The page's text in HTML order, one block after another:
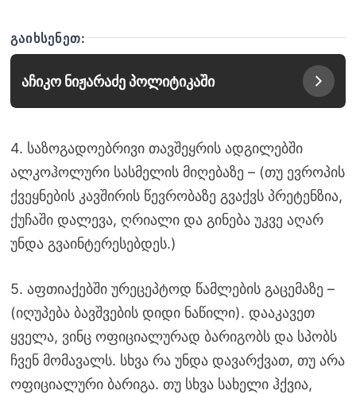
ᲒᲐᲘᲮᲡᲔᲜᲔᲗ:
აჩიკო ნიჟარაძე პოლიტიკაში
4. საზოგადოებრივი თავშეყრის ადგილებში
ალკოჰოლური სასმელის მიღებაზე – (თუ ევროპის
ქვეყნების კავშირის წევრობაზე გვაქვს პრეტენზია,
ქუჩაში დალევა, ღრიალი და გინება უკვე აღარ
უნდა გვაინტერესებდეს.)
5. აფთიაქებში ურეცეპტოდ წამლების გაცემაზე –
(იღუპება ბავშვების დიდი ნაწილი). დააკავეთ
ყველა, ვინც ოფიციალურად ბარიგობს და სპობს
ჩვენ მომავალს. სხვა რა უნდა დავარქვათ, თუ არა
ოფიციალური ბარიგა. თუ სხვა სახელი ჰქვია,